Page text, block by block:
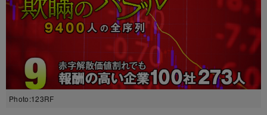
Photo:123RF